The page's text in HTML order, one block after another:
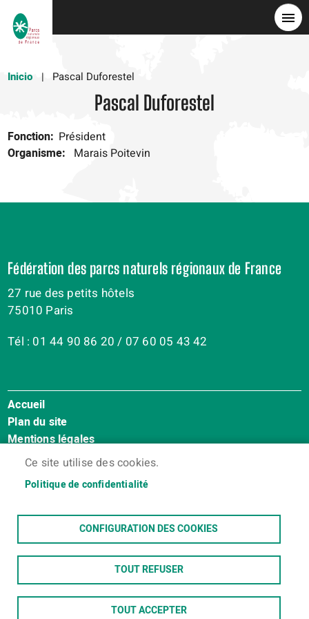
Inicio
Pascal Duforestel
Pascal Duforestel
Fonction Président
Organisme
Marais Poitevin
Ce site utilise des cookies.
Politique de confidentialité
CONFIGURATION DES COOKIES
TOUT REFUSER
TOUT ACCEPTER
Fédération des parcs naturels régionaux de France
27 rue des petits hôtels
75010 Paris
Tél : 01 44 90 86 20 / 07 60 05 43 42
Menu
Pied
de
page
Accueil
Plan du site
Mentions légales
Accessibilité : Non conforme
Contact